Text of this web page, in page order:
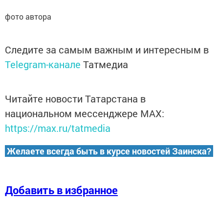
фото автора
Следите за самым важным и интересным в
Telegram-канале Татмедиа
Читайте новости Татарстана в
национальном мессенджере MАХ:
https://max.ru/tatmedia
Желаете всегда быть в курсе новостей Заинска?
Добавить в избранное